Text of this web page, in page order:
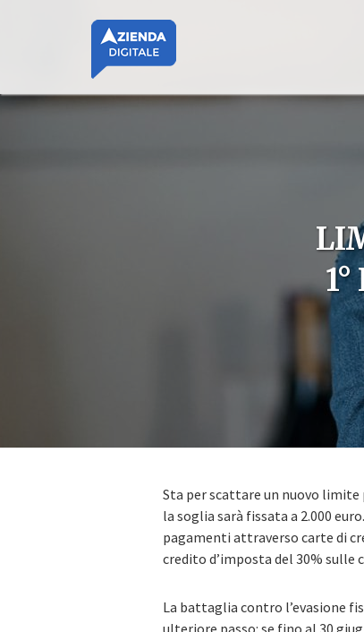
Sta per scattare un nuovo
la soglia sarà fissata a 2.000
pagamenti attraverso carte di
credito d’imposta del 30% sulle
La battaglia contro l’evasione
ulteriore passo: se fino al 30